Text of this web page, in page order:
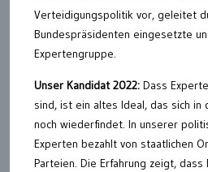
Verteidigungspolitik vor, geleitet
Bundespräsidenten eingesetzte
Expertengruppe.
Unser Kandidat 2022: Dass
sind, ist ein altes Ideal, das sich in
noch wiederfindet. In unserer
Experten bezahlt von staatlichen
Parteien. Die Erfahrung zeigt,